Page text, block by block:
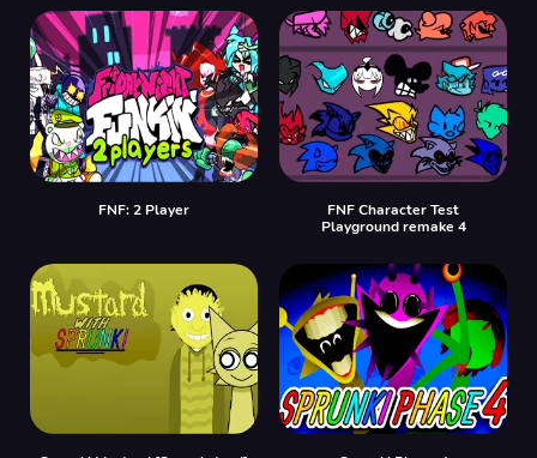
FNF: 2 Player
FNF Character Test
Playground remake 4